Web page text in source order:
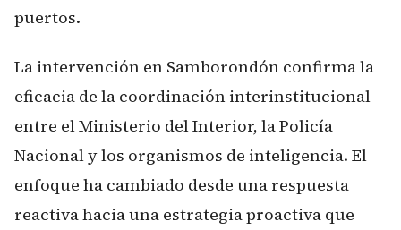
puertos.
La intervención en Samborondón confirma la
eficacia de la coordinación interinstitucional
entre el Ministerio del Interior, la Policía
Nacional y los organismos de inteligencia. El
enfoque ha cambiado desde una respuesta
reactiva hacia una estrategia proactiva que